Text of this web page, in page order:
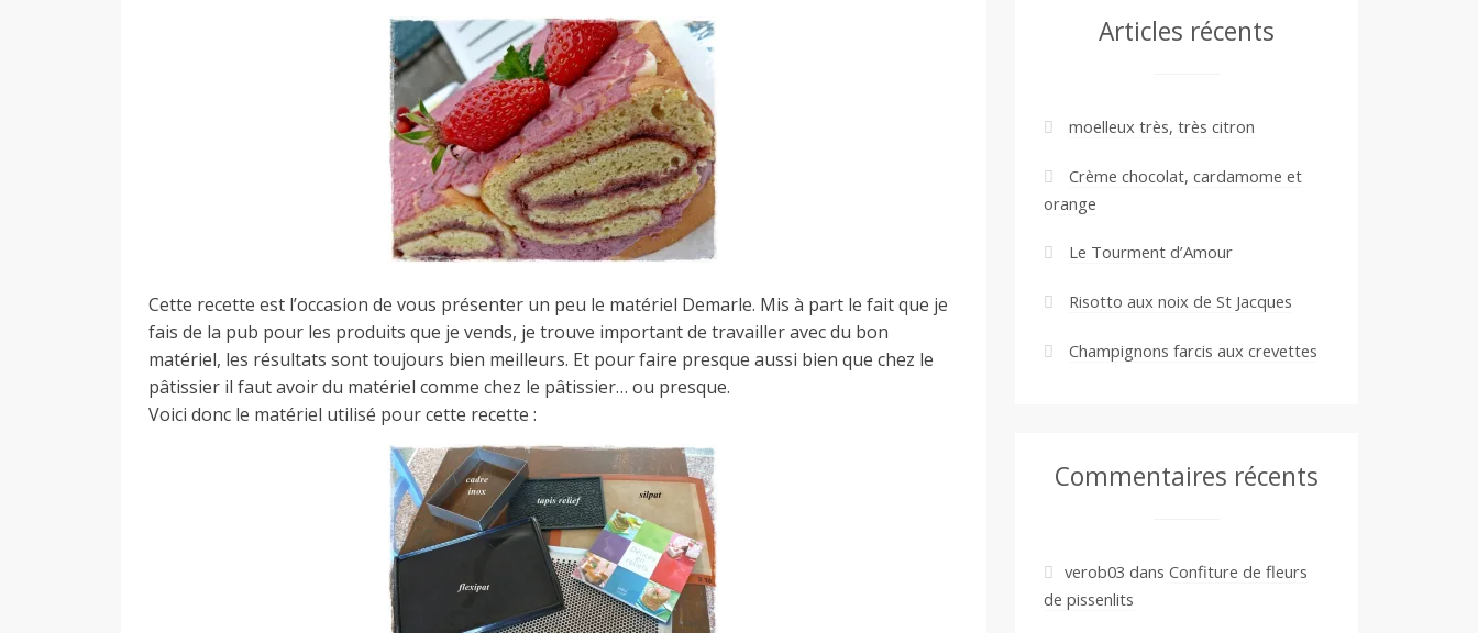
M
Cette recette est l’occasion de vous présenter un peu le matériel Demarle. Mis à part le fait que je
fais de la pub pour les produits que je vends, je trouve important de travailler avec du bon
matériel, les résultats sont toujours bien meilleurs. Et pour faire presque aussi bien que chez le
pâtissier il faut avoir du matériel comme chez le pâtissier… ou presque.
Voici donc le matériel utilisé pour cette recette :
Articles récents
moelleux très, très citron
Crème chocolat, cardamome et
orange
Le Tourment d’Amour
Risotto aux noix de St Jacques
Champignons farcis aux crevettes
Commentaires récents
verob03 dans Confiture de fleurs
de pissenlits